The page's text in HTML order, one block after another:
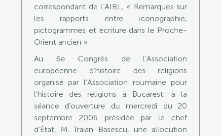
correspondant de l’AIBL, « Remarques sur
les rapports entre iconographie,
pictogrammes et écriture dans le Proche-
Orient ancien ».
Au 6e Congrès de l’Association
européenne d’histoire des religions
organisé par l’Association roumaine pour
l’histoire des religions à Bucarest, à la
séance d’ouverture du mercredi du 20
septembre 2006 présidée par le chef
d’État, M. Traian Basescu, une allocution